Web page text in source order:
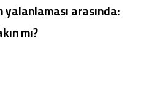
arasında:
mı?